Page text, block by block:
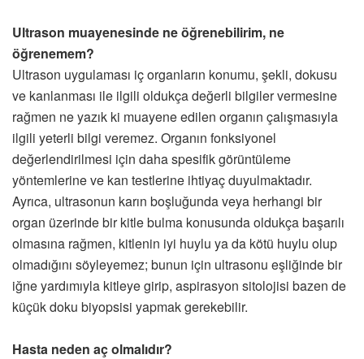
Ultrason muayenesinde ne öğrenebilirim, ne
öğrenemem?
Ultrason uygulaması iç organların konumu, şekli, dokusu
ve kanlanması ile ilgili oldukça değerli bilgiler vermesine
rağmen ne yazık ki muayene edilen organın çalışmasıyla
ilgili yeterli bilgi veremez. Organın fonksiyonel
değerlendirilmesi için daha spesifik görüntüleme
yöntemlerine ve kan testlerine ihtiyaç duyulmaktadır.
Ayrıca, ultrasonun karın boşluğunda veya herhangi bir
organ üzerinde bir kitle bulma konusunda oldukça başarılı
olmasına rağmen, kitlenin iyi huylu ya da kötü huylu olup
olmadığını söyleyemez; bunun için ultrasonu eşliğinde bir
iğne yardımıyla kitleye girip, aspirasyon sitolojisi bazen de
küçük doku biyopsisi yapmak gerekebilir.
Hasta neden aç olmalıdır?